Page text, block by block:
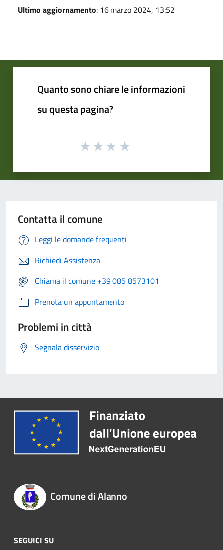
Ultimo aggiornamento: 16 marzo 2024, 13:52
Quanto sono chiare le informazioni
su questa pagina?
Contatta il comune
Leggi le domande frequenti
Richiedi Assistenza
Chiama il comune +39 085 8573101
Prenota un appuntamento
Problemi in città
Segnala disservizio
Comune di Alanno
SEGUICI SU